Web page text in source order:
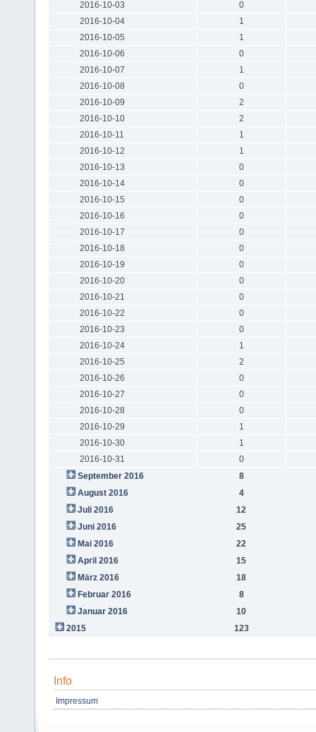
2016-10-03
0
2016-10-04
1
2016-10-05
1
2016-10-06
0
2016-10-07
1
2016-10-08
0
2016-10-09
2
2016-10-10
2
2016-10-11
1
2016-10-12
1
2016-10-13
0
2016-10-14
0
2016-10-15
0
2016-10-16
0
2016-10-17
0
2016-10-18
0
2016-10-19
0
2016-10-20
0
2016-10-21
0
2016-10-22
0
2016-10-23
0
2016-10-24
1
2016-10-25
2
2016-10-26
0
2016-10-27
0
2016-10-28
0
2016-10-29
1
2016-10-30
1
2016-10-31
0
September 2016
8
August 2016
4
Juli 2016
12
Juni 2016
25
Mai 2016
22
April 2016
15
März 2016
18
Februar 2016
8
Januar 2016
10
2015
123
Info
Impressum